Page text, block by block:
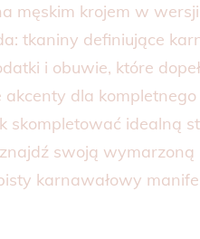
męskim krojem w
tkaniny definiujące
i obuwie, które
akcenty dla
skompletować idealną
swoją wymarzoną
karnawałowy